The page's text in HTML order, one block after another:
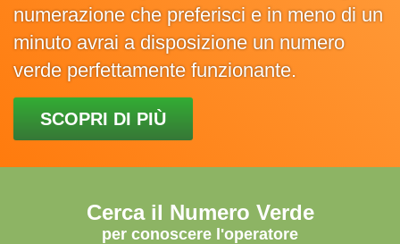
numerazione che preferisci e in meno di un
minuto avrai a disposizione un numero
verde perfettamente funzionante.
SCOPRI DI PIÙ
Cerca il Numero Verde
per conoscere l'operatore